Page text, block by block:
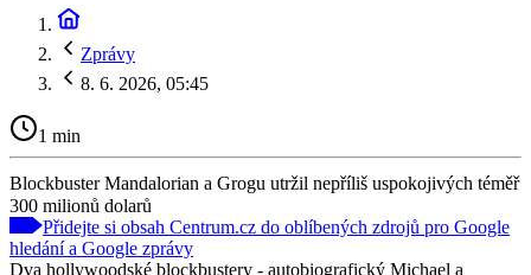
Zprávy
8. 6. 2026, 05:45
1 min
Blockbuster Mandalorian a Grogu utržil nepříliš uspokojivých téměř
300 milionů dolarů
Přidejte si obsah Centrum.cz do oblíbených zdrojů pro Google
hledání a Google zprávy
Dva hollywoodské blockbustery - autobiografický Michael a